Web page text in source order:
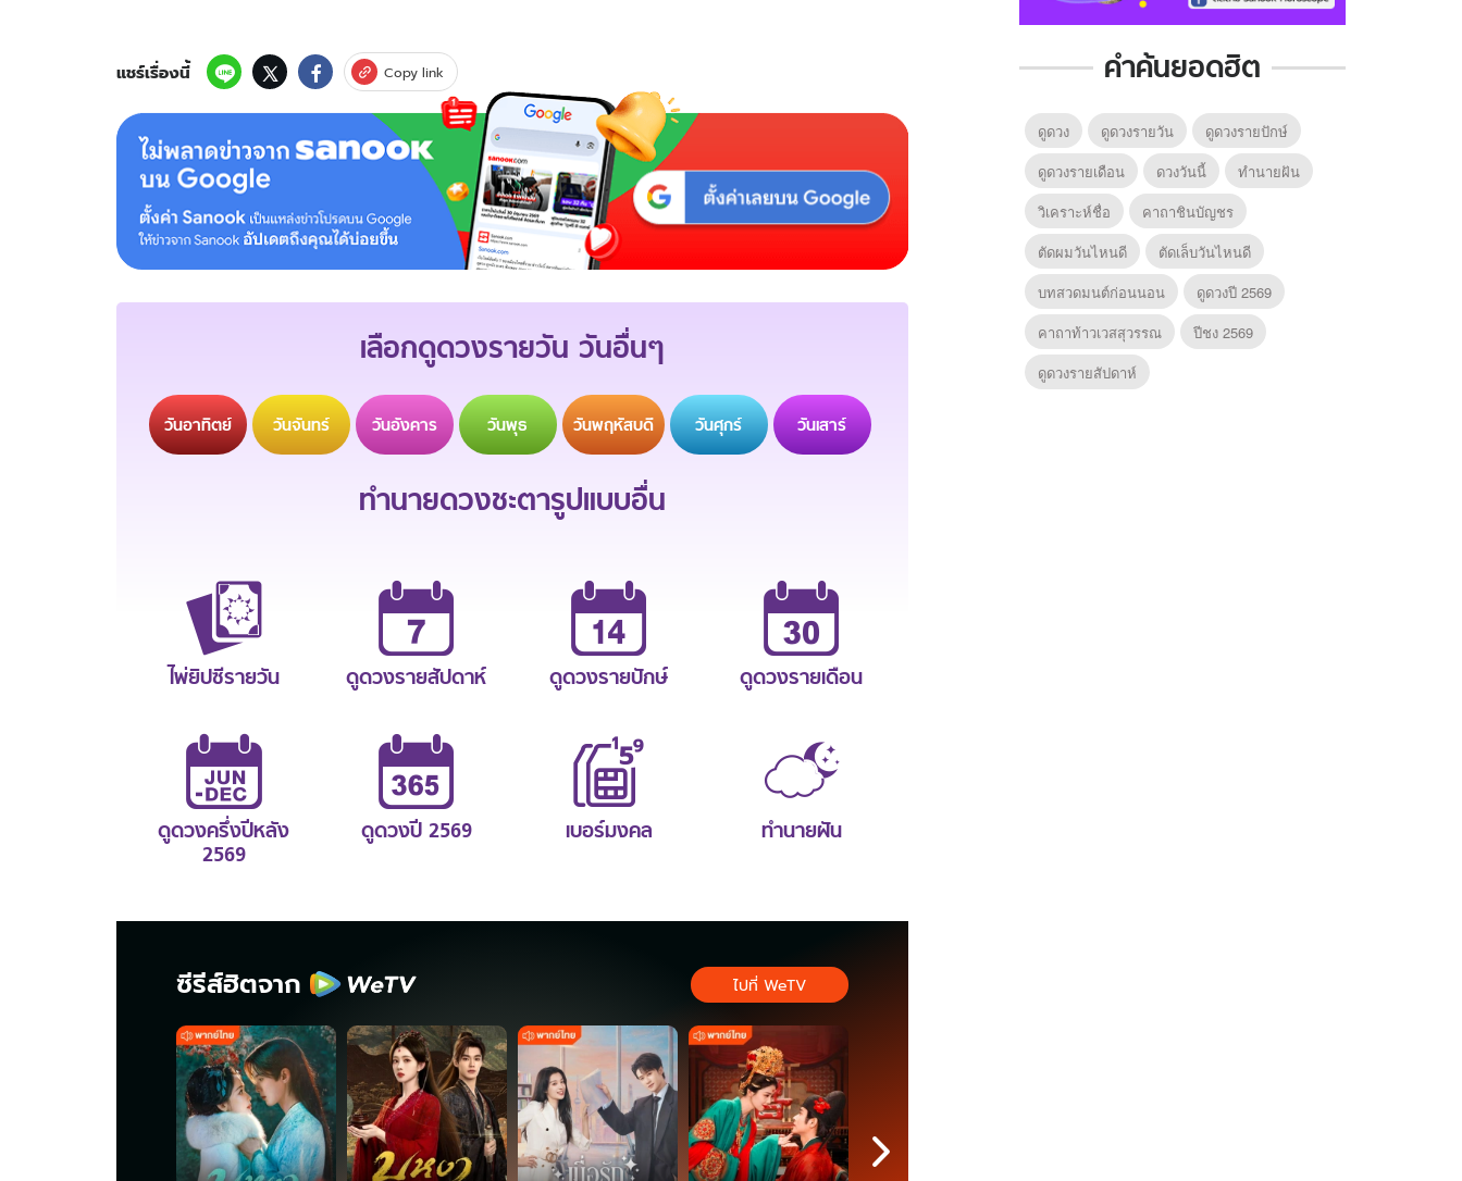
แชร์เรื่องนี้ Copy link
เลือกดูดวงรายวัน วันอื่นๆ
วันอาทิตย์ วันจันทร์ วันอังคาร วันพุธ วันพฤหัสบดี วันศุกร์ วันเสาร์
ทำนายดวงชะตารูปแบบอื่น
ไพ่ยิปซีรายวัน ดูดวงรายสัปดาห์ ดูดวงรายปักษ์ ดูดวงรายเดือน
ดูดวงครึ่งปีหลัง
2569
ดูดวงปี 2569 เบอร์มงคล ทำนายฝัน
ซีรีส์ฮิตจาก ไปที่ WeTV
คำค้นยอดฮิต
ดูดวง ดูดวงรายวัน
ดูดวงรายปักษ์
ดูดวงรายเดือน
ดวงวันนี้
ทํานายฝัน
วิเคราะห์ชื่อ
คาถาชินบัญชร
ตัดผมวันไหนดี
ตัดเล็บวันไหนดี
บทสวดมนต์ก่อนนอน
ดูดวงปี 2569
คาถาท้าวเวสสุวรรณ
ปีชง 2569
ดูดวงรายสัปดาห์